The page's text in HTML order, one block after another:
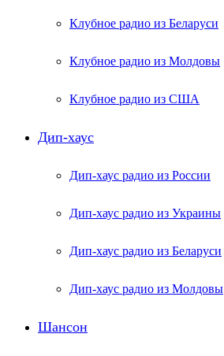
Клубное радио из Беларуси
Клубное радио из Молдовы
Клубное радио из США
Дип-хаус
Дип-хаус радио из России
Дип-хаус радио из Украины
Дип-хаус радио из Беларуси
Дип-хаус радио из Молдовы
Шансон